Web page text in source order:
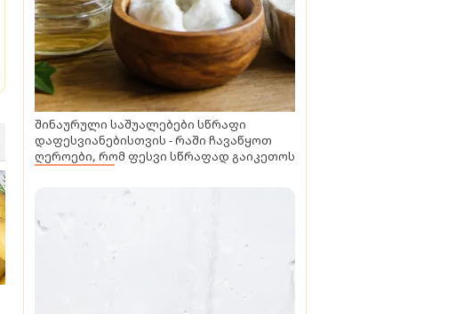
შინაურული საშუალებები სწრაფი
დაფესვიანებისთვის - რაში ჩავაწყოთ
ღეროები, რომ ფესვი სწრაფად გაიკეთოს